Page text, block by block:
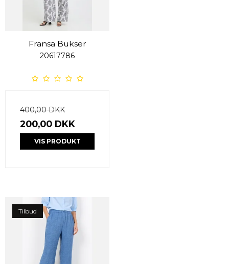
Fransa Bukser
20617786
400,00 DKK
200,00 DKK
VIS PRODUKT
Tilbud